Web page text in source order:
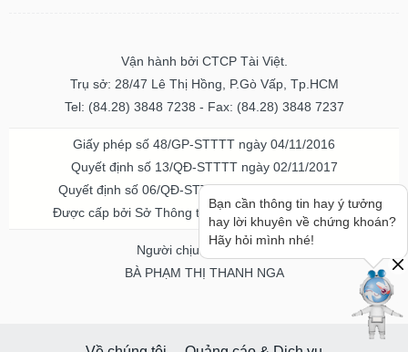
Vận hành bởi CTCP Tài Việt.
Trụ sở: 28/47 Lê Thị Hồng, P.Gò Vấp, Tp.HCM
Tel: (84.28) 3848 7238 - Fax: (84.28) 3848 7237
Giấy phép số 48/GP-STTTT ngày 04/11/2016
Quyết định số 13/QĐ-STTTT ngày 02/11/2017
Quyết định số 06/QĐ-STTTT-ICP ngày 20/07/2023
Được cấp bởi Sở Thông tin và Truyền thông TPHCM
Người chịu trách nhiệm
BÀ PHẠM THỊ THANH NGA
Bạn cần thông tin hay ý tưởng
hay lời khuyên về chứng khoán?
Hãy hỏi mình nhé!